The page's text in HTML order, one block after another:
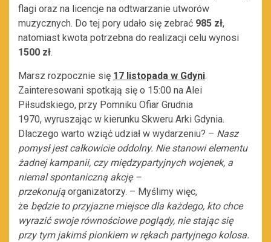
flagi oraz na licencje na odtwarzanie utworów
muzycznych. Do tej pory udało się zebrać 985 zł,
natomiast kwota potrzebna do realizacji celu wynosi
1500 zł.
Marsz rozpocznie się 17 listopada w Gdyni.
Zainteresowani spotkają się o 15:00 na Alei
Piłsudskiego, przy Pomniku Ofiar Grudnia
1970, wyruszając w kierunku Skweru Arki Gdynia.
Dlaczego warto wziąć udział w wydarzeniu? – Nasz
pomysł jest całkowicie oddolny. Nie stanowi elementu
żadnej kampanii, czy międzypartyjnych wojenek, a
niemal spontaniczną akcję –
przekonują organizatorzy. – Myślimy więc,
że będzie to przyjazne miejsce dla każdego, kto chce
wyrazić swoje równościowe poglądy, nie stając się
przy tym jakimś pionkiem w rękach partyjnego kolosa.